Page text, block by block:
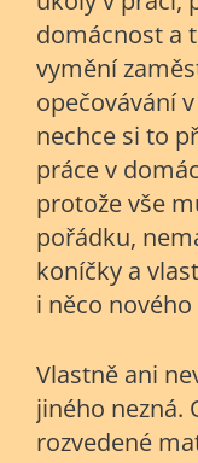
domácnost a
vymění
opečovávání
nechce si to
práce v
protože vše
pořádku,
koníčky a
i něco
Vlastně ani
jiného nezná.
rozvedené